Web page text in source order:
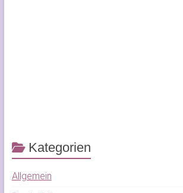
Kategorien
Allgemein